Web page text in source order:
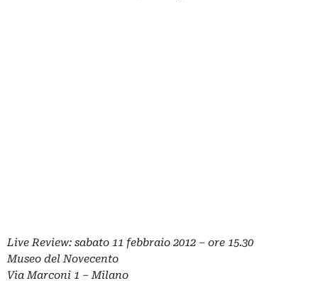
Live Review: sabato 11 febbraio 2012 – ore 15.30
Museo del Novecento
Via Marconi 1 – Milano